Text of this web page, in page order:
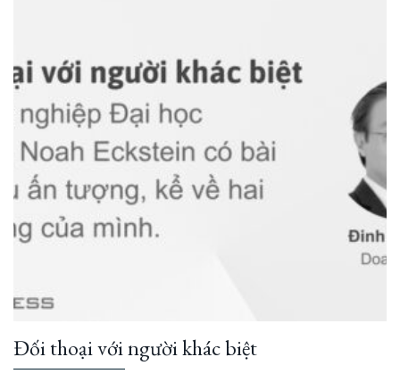
Đối thoại với người khác biệt